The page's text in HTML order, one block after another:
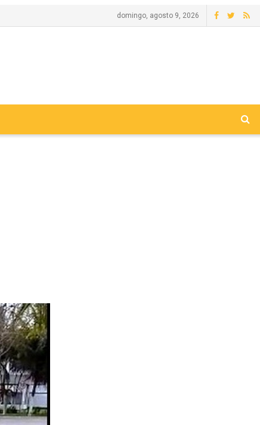
domingo, agosto 9, 2026